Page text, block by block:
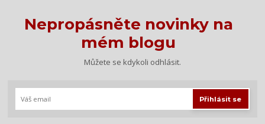
Nepropásněte novinky na
mém blogu
Můžete se kdykoli odhlásit.
Přihlásit se